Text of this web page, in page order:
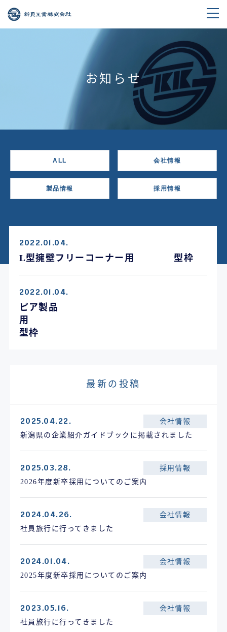
お知らせ
ALL 会社情報
製品情報 採用情報
2022.01.04.
L型擁壁フリーコーナー用 型枠
2022.01.04.
ピア製品
用
型枠
最新の投稿
2025.04.22.
会社情報
新潟県の企業紹介ガイドブックに掲載されました
2025.03.28.
採用情報
2026年度新卒採用についてのご案内
2024.04.26.
会社情報
社員旅行に行ってきました
2024.01.04.
会社情報
2025年度新卒採用についてのご案内
2023.05.16.
会社情報
社員旅行に行ってきました